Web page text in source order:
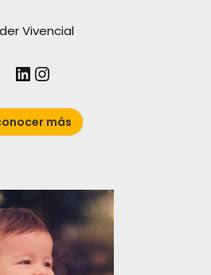
Vivencial
más